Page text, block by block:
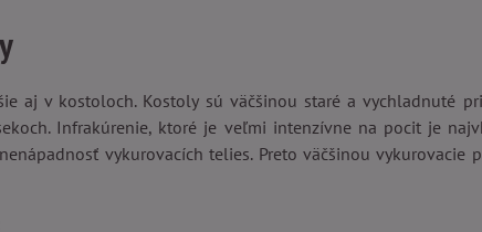
aj v kostoloch. Kostoly sú väčšinou staré a vychladnuté
Infrakúrenie, ktoré je veľmi intenzívne na pocit je
vykurovacích telies. Preto väčšinou